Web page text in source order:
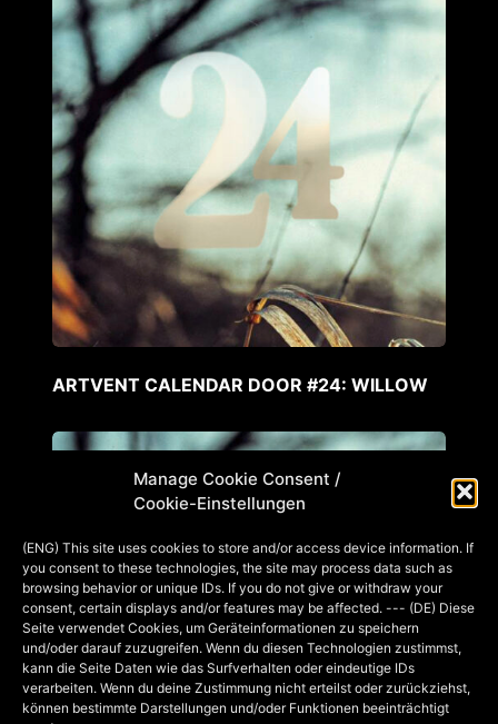
Manage Cookie Consent /
Cookie-Einstellungen
(ENG) This site uses cookies to store and/or access device information. If
you consent to these technologies, the site may process data such as
browsing behavior or unique IDs. If you do not give or withdraw your
consent, certain displays and/or features may be affected. --- (DE) Diese
Seite verwendet Cookies, um Geräteinformationen zu speichern
und/oder darauf zuzugreifen. Wenn du diesen Technologien zustimmst,
kann die Seite Daten wie das Surfverhalten oder eindeutige IDs
verarbeiten. Wenn du deine Zustimmung nicht erteilst oder zurückziehst,
können bestimmte Darstellungen und/oder Funktionen beeinträchtigt
ARTVENT CALENDAR DOOR #24: WILLOW